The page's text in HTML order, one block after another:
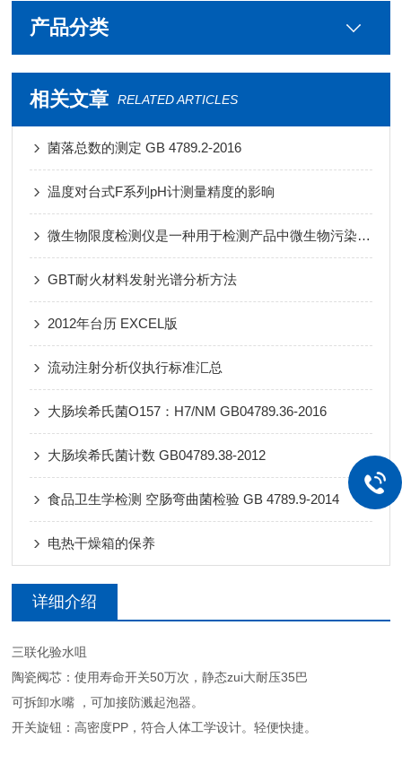
产品分类
相关文章 RELATED ARTICLES
菌落总数的测定 GB 4789.2-2016
温度对台式F系列pH计测量精度的影晌
微生物限度检测仪是一种用于检测产品中微生物污染水平的设备
GBT耐火材料发射光谱分析方法
2012年台历 EXCEL版
流动注射分析仪执行标准汇总
大肠埃希氏菌O157：H7/NM GB04789.36-2016
大肠埃希氏菌计数 GB04789.38-2012
食品卫生学检测 空肠弯曲菌检验 GB 4789.9-2014
电热干燥箱的保养
详细介绍
三联化验水咀
陶瓷阀芯：使用寿命开关50万次，静态zui大耐压35巴
可拆卸水嘴 ，可加接防溅起泡器。
开关旋钮：高密度PP，符合人体工学设计。轻便快捷。